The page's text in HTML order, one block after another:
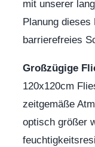
mit unserer
Planung
barrierefreies
Großzügige
120x120cm
zeitgemäße
optisch größer